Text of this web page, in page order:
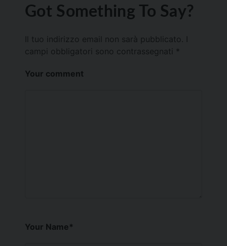
Got Something To Say?
Il tuo indirizzo email non sarà pubblicato.
campi obbligatori sono contrassegnati *
Your comment
Your Name*